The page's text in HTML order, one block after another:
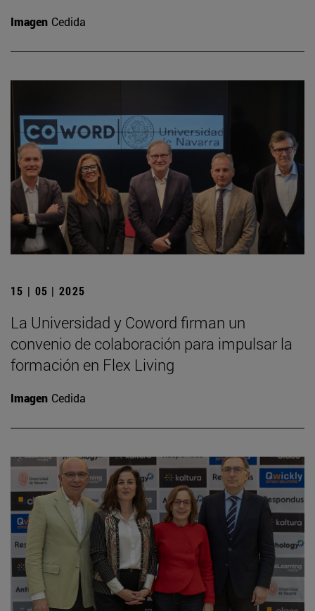
Imagen Cedida
15 | 05 | 2025
La Universidad y Coword firman un
convenio de colaboración para impulsar la
formación en Flex Living
Imagen Cedida